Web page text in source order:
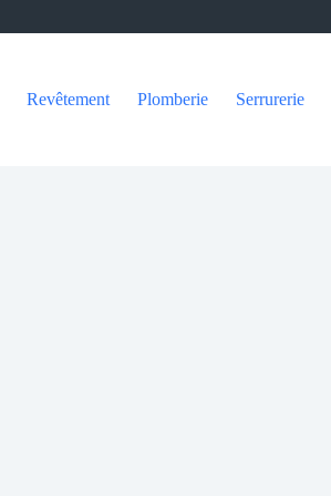
Revêtement Plomberie Serrurerie